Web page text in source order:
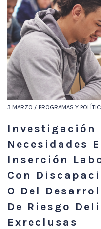
3 MARZO / PROGRAMAS Y
Investigación
Necesidades
Inserción
Con
O Del
De Riesgo
Exreclusas